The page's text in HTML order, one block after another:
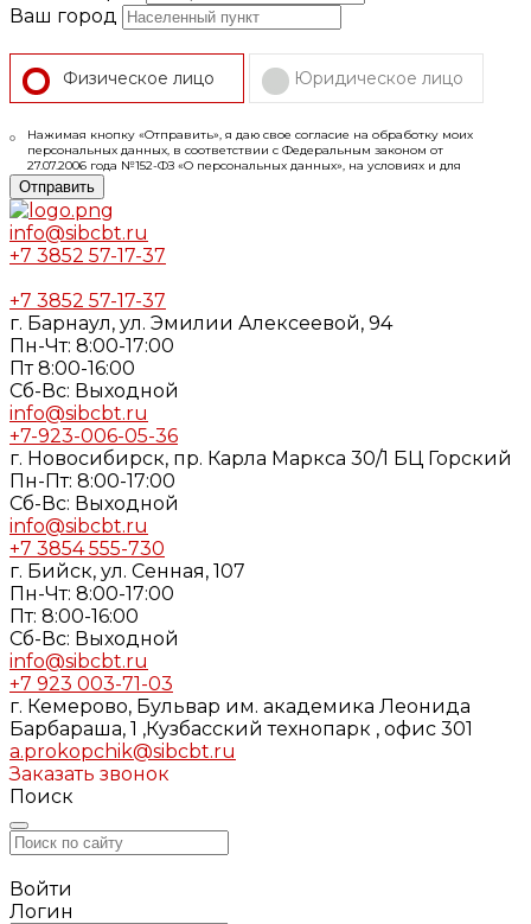
Ваш город
Физическое лицо Юридическое лицо
Нажимая кнопку «Отправить», я даю свое согласие на обработку моих
персональных данных, в соответствии с Федеральным законом от
27.07.2006 года №152-ФЗ «О персональных данных», на условиях и для
целей, определенных в
Политике конфиденциальности
Отправить
info@sibcbt.ru
+7 3852 57-17-37
+7 3852 57-17-37
г. Барнаул, ул. Эмилии Алексеевой, 94
Пн-Чт: 8:00-17:00
Пт 8:00-16:00
Cб-Вс: Выходной
info@sibcbt.ru
+7-923-006-05-36
г. Новосибирск, пр. Карла Маркса 30/1 БЦ Горский
Пн-Пт: 8:00-17:00
Cб-Вс: Выходной
info@sibcbt.ru
+7 3854 555-730
г. Бийск, ул. Сенная, 107
Пн-Чт: 8:00-17:00
Пт: 8:00-16:00
Cб-Вс: Выходной
info@sibcbt.ru
+7 923 003-71-03
г. Кемерово, Бульвар им. академика Леонида
Барбараша, 1 ,Кузбасский технопарк , офис 301
a.prokopchik@sibcbt.ru
Заказать звонок
Поиск
Войти
Логин